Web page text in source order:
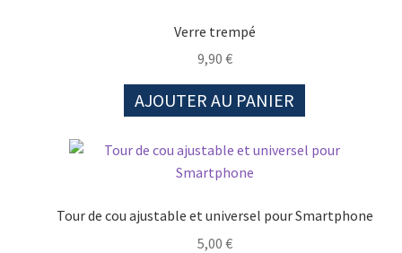
Verre trempé
9,90 €
AJOUTER AU PANIER
Tour de cou ajustable et universel pour Smartphone
5,00 €